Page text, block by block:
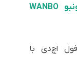
خرید ویدئو پروژکتور هوشمند ونبو WANBO
اچ‌دی با